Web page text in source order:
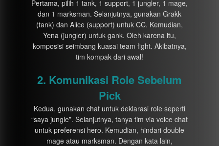
Pertama, pilih 1 tank, 1 support, 1 jungler, 1 mage,
dan 1 marksman. Selanjutnya, gunakan Grakk
(tank) dan Alice (support) untuk CC. Kemudian,
Yena (jungler) untuk gank. Oleh karena itu,
komposisi seimbang kuasai team fight. Akibatnya,
tim kompak dari awal!
2. Komunikasi Role Sebelum
Pick
Kedua, gunakan chat untuk deklarasi role seperti
“saya jungle”. Selanjutnya, tanya tim via voice chat
untuk preferensi hero. Kemudian, hindari double
mage atau marksman. Dengan kata lain,